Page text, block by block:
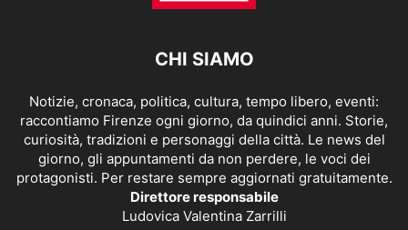
CHI SIAMO
Notizie, cronaca, politica, cultura, tempo libero, eventi:
raccontiamo Firenze ogni giorno, da quindici anni. Storie,
curiosità, tradizioni e personaggi della città. Le news del
giorno, gli appuntamenti da non perdere, le voci dei
protagonisti. Per restare sempre aggiornati gratuitamente.
Direttore responsabile
Ludovica Valentina Zarrilli